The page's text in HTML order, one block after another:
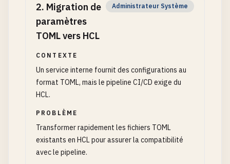
2. Migration de
paramètres
TOML vers HCL
Administrateur Système
CONTEXTE
Un service interne fournit des configurations au
format TOML, mais le pipeline CI/CD exige du
HCL.
PROBLÈME
Transformer rapidement les fichiers TOML
existants en HCL pour assurer la compatibilité
avec le pipeline.